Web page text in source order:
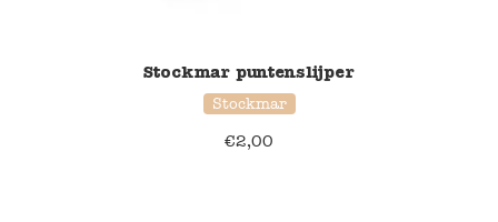
Stockmar puntenslijper
Stockmar
€2,00